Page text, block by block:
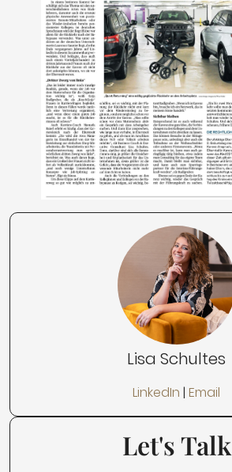
Lisa Schultes
LinkedIn |Email
Let's Talk